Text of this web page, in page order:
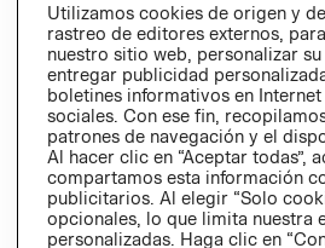
Utilizamos cookies de origen y
rastreo de editores externos,
nuestro sitio web, personalizar
entregar publicidad
boletines informativos en
sociales. Con ese fin,
patrones de navegación y el
Al hacer clic en “Aceptar todas”,
compartamos esta información
publicitarios. Al elegir “Solo
opcionales, lo que limita nuestra
personalizadas. Haga clic en